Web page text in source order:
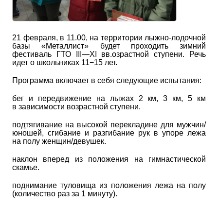
21 февраля, в 11.00, на территории лыжно-лодочной
базы «Металлист» будет проходить зимний
фестиваль ГТО
III—XI вв.озрастной ступени. Речь
идет о школьниках 11−15 лет.
Программа включает в себя следующие испытания:
бег и передвижение на лыжах 2 км, 3 км, 5 км
в зависимости возрастной ступени.
подтягивание на высокой перекладине для мужчин/
юношей, сгибание и разгибание рук в упоре лежа
на полу женщин/девушек.
наклон вперед из положения на гимнастической
скамье.
поднимание туловища из положения лежа на полу
(количество раз за 1 минуту).